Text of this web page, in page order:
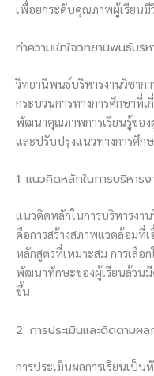
เพื่อยกระดับคุณภาพผู้เรียนมี
ทำความเข้าใจวิทยานิพนธ์บริ
วิทยานิพนธ์บริหารงานวิชาก
กระบวนการทางการศึกษาที่เ
พัฒนาคุณภาพการเรียนรู้ของ
และปรับปรุงแนวทางการศึก
1. แนวคิดหลักในการบริหารง
แนวคิดหลักในการบริหารงา
คือการสร้างสภาพแวดล้อมที่
หลักสูตรที่เหมาะสม การเลือ
พัฒนาทักษะของผู้เรียนล้วนมี
ขึ้น
2. การประเมินและติดตามผล
การประเมินผลการเรียนเป็น